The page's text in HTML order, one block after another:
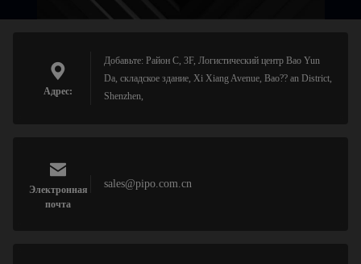
Адрес:
Добавьте: Район C, 3F, Логистический центр Bao Yun
Da, складское здание, Xi Xiang Avenue, Bao?? an District,
Shenzhen,
Электронная
почта
sales@pipo.com.cn